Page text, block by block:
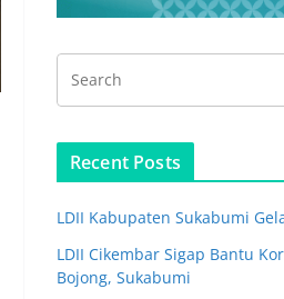
Recent Posts
LDII Kabupaten Sukabumi
LDII Cikembar Sigap Bantu
Bojong, Sukabumi